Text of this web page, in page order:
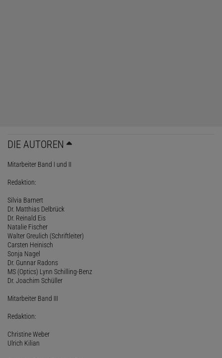
DIE AUTOREN
Mitarbeiter Band I und II
Redaktion:
Silvia Barnert
Dr. Matthias Delbrück
Dr. Reinald Eis
Natalie Fischer
Walter Greulich (Schriftleiter)
Carsten Heinisch
Sonja Nagel
Dr. Gunnar Radons
MS (Optics) Lynn Schilling-Benz
Dr. Joachim Schüller
Mitarbeiter Band III
Redaktion:
Christine Weber
Ulrich Kilian